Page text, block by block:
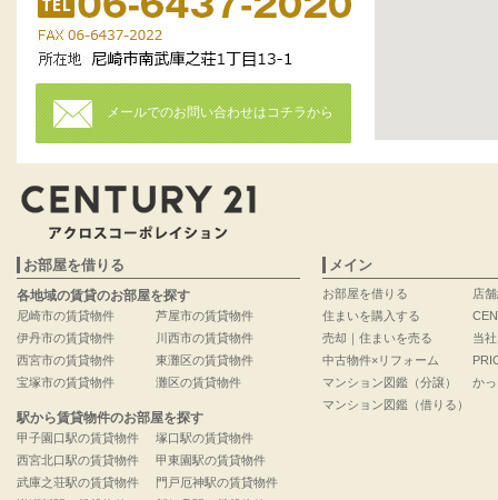
メールでのお問い合わせはコチラから
お部屋を借りる
各地域の賃貸のお部屋を探す
尼崎市の賃貸物件
伊丹市の賃貸物件
西宮市の賃貸物件
宝塚市の賃貸物件
芦屋市の賃貸物件
川西市の賃貸物件
東灘区の賃貸物件
灘区の賃貸物件
駅から賃貸物件のお部屋を探す
甲子園口駅の賃貸物件
西宮北口駅の賃貸物件
武庫之荘駅の賃貸物件
塚口駅の賃貸物件
甲東園駅の賃貸物件
門戸厄神駅の賃貸物件
メイン
お部屋を借りる
住まいを購入する
売却｜住まいを売る
中古物件×リフォーム
マンション図鑑（分譲）
マンション図鑑（借りる）
店
当
か